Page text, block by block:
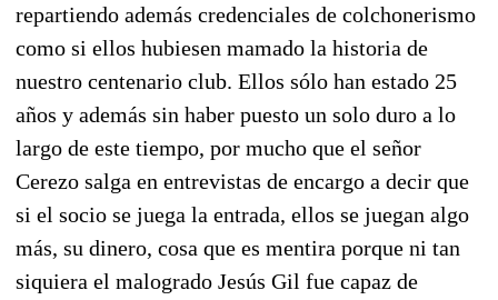
repartiendo además credenciales de colchonerismo
como si ellos hubiesen mamado la historia de
nuestro centenario club. Ellos sólo han estado 25
años y además sin haber puesto un solo duro a lo
largo de este tiempo, por mucho que el señor
Cerezo salga en entrevistas de encargo a decir que
si el socio se juega la entrada, ellos se juegan algo
más, su dinero, cosa que es mentira porque ni tan
siquiera el malogrado Jesús Gil fue capaz de